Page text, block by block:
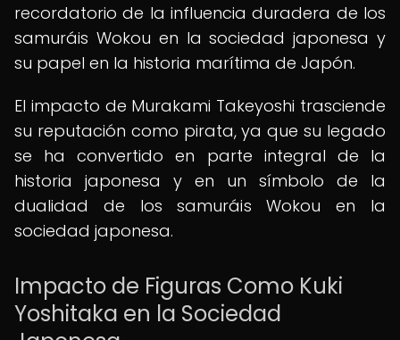
recordatorio de la influencia duradera de los
samuráis Wokou en la sociedad japonesa y
su papel en la historia marítima de Japón.
El impacto de Murakami Takeyoshi trasciende
su reputación como pirata, ya que su legado
se ha convertido en parte integral de la
historia japonesa y en un símbolo de la
dualidad de los samuráis Wokou en la
sociedad japonesa.
Impacto de Figuras Como Kuki
Yoshitaka en la Sociedad